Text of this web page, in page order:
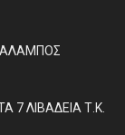
7 ΛΙΒΑΔΕΙΑ Τ.Κ.